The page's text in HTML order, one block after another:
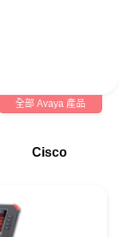
全部 Avaya 產品
Cisco